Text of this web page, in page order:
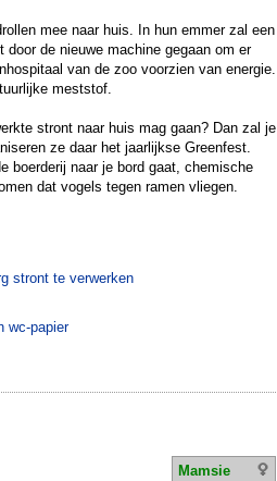
mee naar huis. In hun emmer zal een
de nieuwe machine gegaan om er
van de zoo voorzien van energie.
meststof.
stront naar huis mag gaan? Dan zal je
ze daar het jaarlijkse Greenfest.
boerderij naar je bord gaat, chemische
dat vogels tegen ramen vliegen.
stront te verwerken
wc-papier
Mamsie